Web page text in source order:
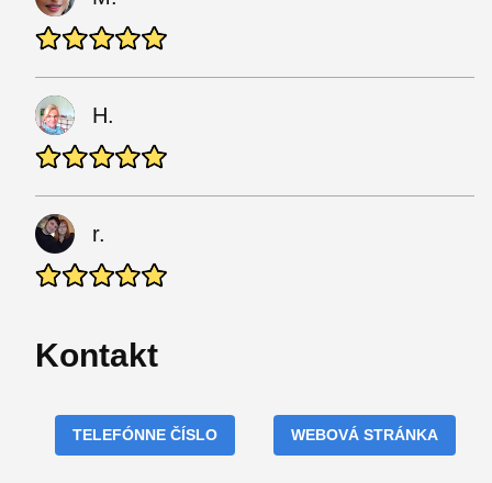
H.
r.
Kontakt
TELEFÓNNE ČÍSLO WEBOVÁ STRÁNKA